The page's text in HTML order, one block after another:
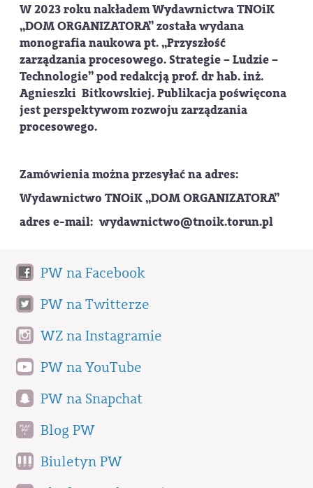
W 2023 roku nakładem Wydawnictwa TNOiK
„DOM ORGANIZATORA” została wydana
monografia naukowa pt.„Przyszłość
zarządzania procesowego. Strategie – Ludzie –
Technologie”pod redakcją prof. dr hab. inż.
Agnieszki Bitkowskiej. Publikacja poświęcona
jest perspektywom rozwoju zarządzania
procesowego.
Zamówienia można przesyłać na adres:
Wydawnictwo TNOiK „DOM ORGANIZATORA”
adres e-mail: wydawnictwo@tnoik.torun.pl
PW na Facebook
PW na Twitterze
WZ na Instagramie
PW na YouTube
PW na Snapchat
Blog PW
Biuletyn PW